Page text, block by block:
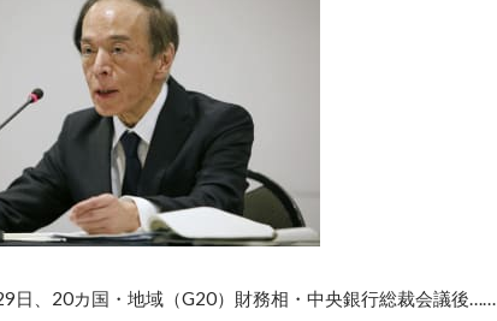
日、20カ国・地域（G20）財務相・中央銀行総裁会議後……